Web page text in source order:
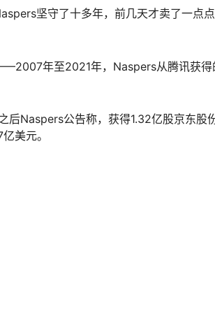
坚守了十多年，前几天才卖了一点点”
年至2021年，Naspers从腾讯获得
Naspers公告称，获得1.32亿股京东股份
美元。